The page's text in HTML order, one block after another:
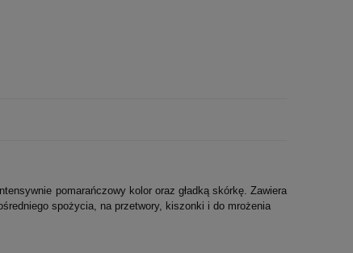
pomarańczowy kolor oraz gładką skórkę. Zawiera
spożycia, na przetwory, kiszonki i do mrożenia